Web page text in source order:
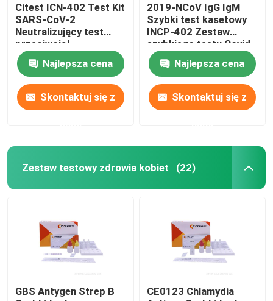
Citest ICN-402 Test Kit
SARS-CoV-2
Neutralizujący test
przeciwciał
Najlepsza cena
Skontaktuj się z
2019-NCoV IgG IgM
Szybki test kasetowy
INCP-402 Zestaw
szybkiego testu Covid
19
Najlepsza cena
Skontaktuj się z
Zestaw testowy zdrowia kobiet (22)
GBS Antygen Strep B
CE0123 Chlamydia